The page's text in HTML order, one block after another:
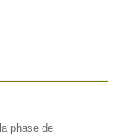
phase de